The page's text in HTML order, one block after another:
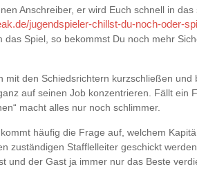
Anschreiber, er wird Euch schnell in
jugendspieler-chillst-du-noch-oder-
Spiel, so bekommst Du noch mehr
den Schiedsrichtern kurzschließen
auf seinen Job konzentrieren. Fällt ein
macht alles nur noch schlimmer.
häufig die Frage auf, welchem
zuständigen Stafflelleiter geschickt
der Gast ja immer nur das Beste